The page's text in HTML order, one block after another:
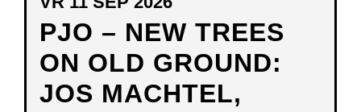
PJO – NEW TREES
ON OLD GROUND:
JOS MACHTEL,